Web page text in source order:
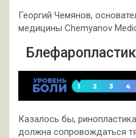
Георгий Чемянов,
медицины Chemyanov
Казалось бы,
должна сопровождаться